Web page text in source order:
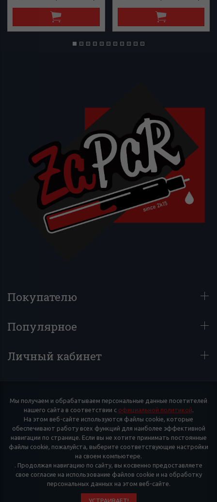
Покупателю
Популярное
Личный кабинет
Мы получаем и обрабатываем персональные данные посетителей
нашего сайта в соответствии с официальной политикой.
На этом веб-сайте используются файлы cookie, которые
обеспечивают работу всех функций для наиболее эффективной
навигации по странице. Если вы не хотите принимать постоянные
файлы cookie, пожалуйста, выберите соответствующие настройки
на своем компьютере.
. Продолжая навигацию по сайту, вы косвенно предоставляете
свое согласие на использование файлов cookie и на обработку
персональных данных на этом веб-сайте.
УСТРАИВАЕТ!